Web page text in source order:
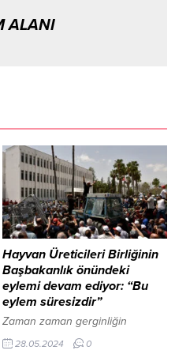
ALANI
Hayvan Üreticileri Birliğinin
Başbakanlık önündeki
eylemi devam ediyor: “Bu
eylem süresizdir”
Zaman zaman gerginliğin
yaşandığı eylemde, eylemciler
28.05.2024 0